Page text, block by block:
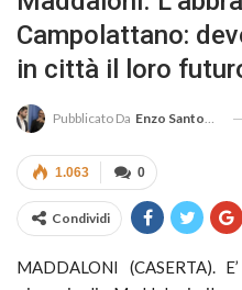
Campolattano:
in città il loro
Pubblicato Da Enzo Santoro
0
1.063
Condividi
MADDALONI (CASERTA).